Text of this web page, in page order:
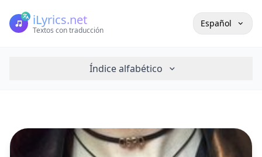
iLyrics.net
Textos con traducción
Español
Índice alfabético